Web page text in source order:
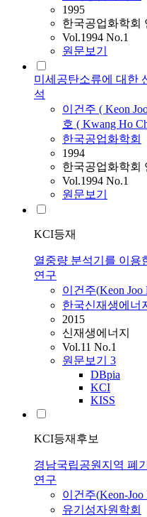
1995
한국공업화학회
Vol.1994 No.1
원문보기
미세공탄소류에 대한
석
이건주 ( Keon
호 ( Kwang Ho
한국공업화학회
1994
한국공업화학회
Vol.1994 No.1
원문보기
KCI등재
열중량 분석기를 이용
연구
이건주(Keon Joo
한국신재생에너
2015
신재생에너지
Vol.11 No.1
원문보기 3
DBpia
KCI
KISS
KCI등재후보
경남국립공원지역 폐
연구
이건주(Keon-Joo
유기성자원학회